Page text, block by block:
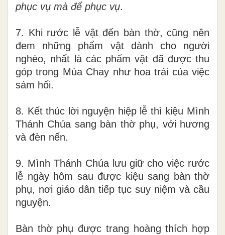
phục vụ mà để phục vụ.
7. Khi rước lễ vật đến bàn thờ, cũng nên
đem những phẩm vật dành cho người
nghèo, nhất là các phẩm vật đã được thu
góp trong Mùa Chay như hoa trái của việc
sám hối.
8. Kết thúc lời nguyện hiệp lễ thì kiệu Mình
Thánh Chúa sang bàn thờ phụ, với hương
và đèn nến.
9. Mình Thánh Chúa lưu giữ cho việc rước
lễ ngày hôm sau được kiệu sang bàn thờ
phụ, nơi giáo dân tiếp tục suy niệm và cầu
nguyện.
Bàn thờ phụ được trang hoàng thích hợp